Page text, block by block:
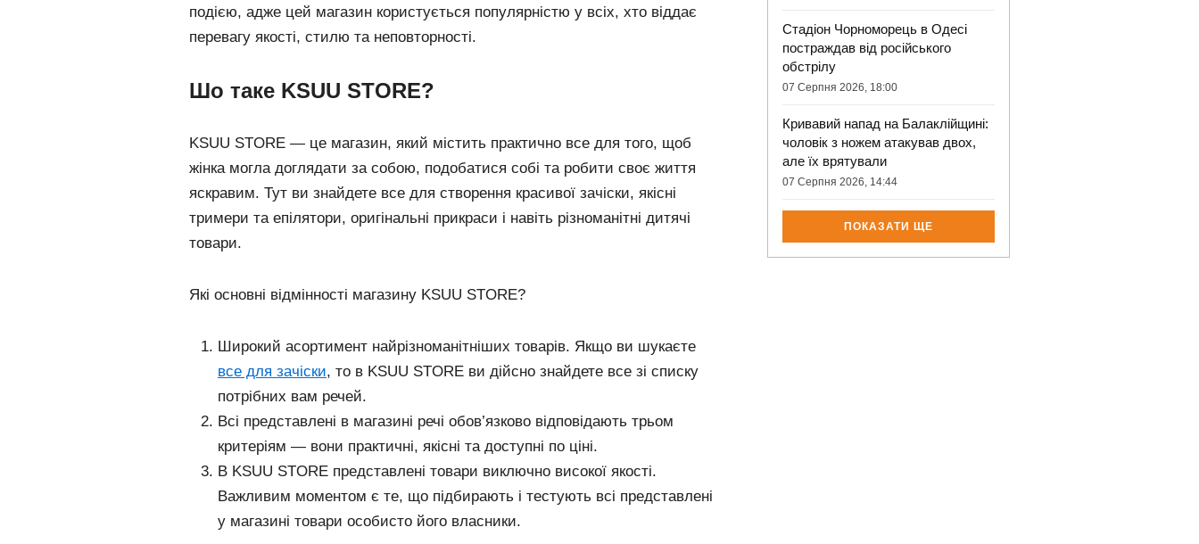
подією, адже цей магазин користується популярністю у всіх, хто віддає
перевагу якості, стилю та неповторності.
Шо таке KSUU STORE?
KSUU STORE — це магазин, який містить практично все для того, щоб
жінка могла доглядати за собою, подобатися собі та робити своє життя
яскравим. Тут ви знайдете все для створення красивої зачіски, якісні
тримери та епілятори, оригінальні прикраси і навіть різноманітні дитячі
товари.
Які основні відмінності магазину KSUU STORE?
Широкий асортимент найрізноманітніших товарів. Якщо ви шукаєте
все для зачіски, то в KSUU STORE ви дійсно знайдете все зі списку
потрібних вам речей.
Всі представлені в магазині речі обов’язково відповідають трьом
критеріям — вони практичні, якісні та доступні по ціні.
В KSUU STORE представлені товари виключно високої якості.
Важливим моментом є те, що підбирають і тестують всі представлені
у магазині товари особисто його власники.
Стадіон Чорноморець в Одесі
постраждав від російського
обстрілу
07 Серпня 2026, 18:00
Кривавий напад на Балаклійщині:
чоловік з ножем атакував двох,
але їх врятували
07 Серпня 2026, 14:44
ПОКАЗАТИ ЩЕ